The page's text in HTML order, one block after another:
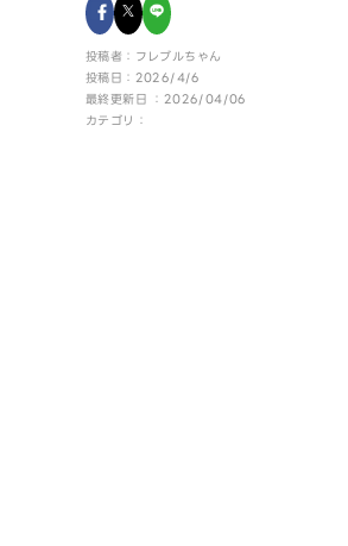
投稿者：フレブルちゃん
投稿日：2026/4/6
最終更新日 ：2026/04/06
カテゴリ：